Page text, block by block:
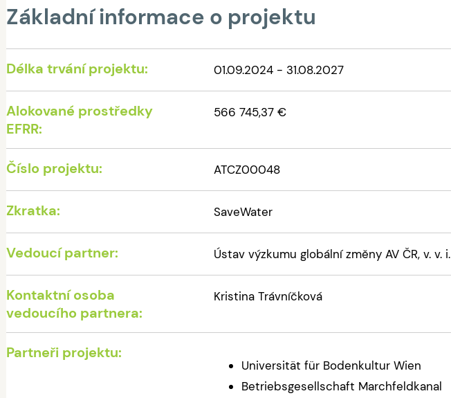
Základní informace o projektu
Délka trvání projektu: 01.09.2024 - 31.08.2027
Alokované prostředky
EFRR:
566 745,37 €
Číslo projektu: ATCZ00048
Zkratka: SaveWater
Vedoucí partner: Ústav výzkumu globální změny AV ČR, v. v. i.
Kontaktní osoba
vedoucího partnera:
Kristina Trávníčková
Partneři projektu:
Universität für Bodenkultur Wien
Betriebsgesellschaft Marchfeldkanal